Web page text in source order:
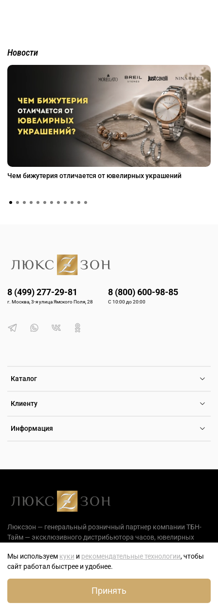
Новости
Чем бижутерия отличается от ювелирных украшений
Каталог
Клиенту
Информация
8 (499) 277-29-81
г. Москва, 3-я улица Ямского Поля, 28
8 (800) 600-98-85
С 10:00 до 20:00
Люксзон — генеральный розничный партнер компании ТБН-
Тайм — эксклюзивного дистрибьютора часов, ювелирных
Мы используем куки и рекомендательные технологии, чтобы
сайт работал быстрее и удобнее.
Принять